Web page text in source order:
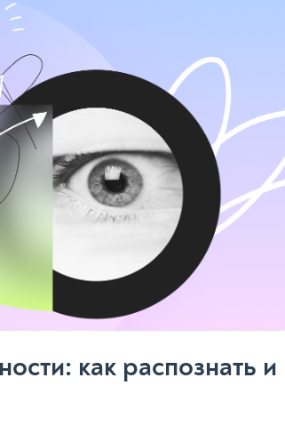
как распознать и